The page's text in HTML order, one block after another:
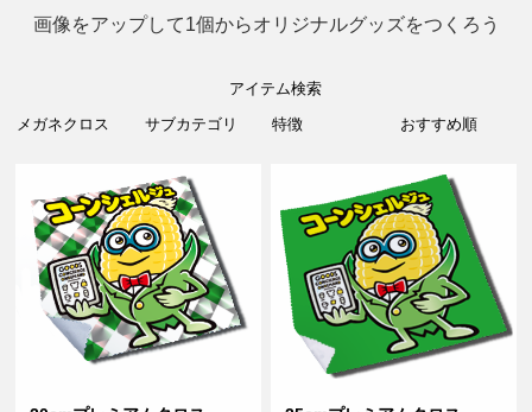
画像をアップして1個からオリジナルグッズをつくろう
アイテム検索